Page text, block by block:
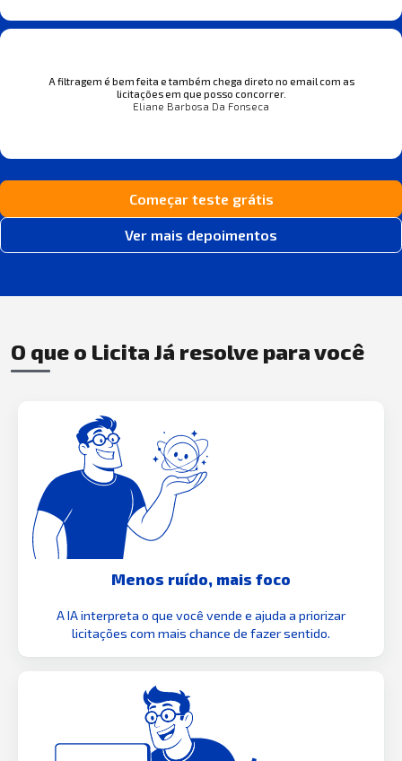
A filtragem é bem feita e também chega direto no email com as
licitações em que posso concorrer.
Eliane Barbosa Da Fonseca
Começar teste grátis
Ver mais depoimentos
O que o Licita Já resolve para você
Menos ruído, mais foco
A IA interpreta o que você vende e ajuda a priorizar
licitações com mais chance de fazer sentido.